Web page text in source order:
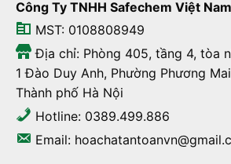
Công Ty TNHH Safechem Việt Nam
MST: 0108808949
Địa chỉ: Phòng 405, tầng 4, tòa
1 Đào Duy Anh, Phường Phương
Thành phố Hà Nội
Hotline: 0389.499.886
Email: